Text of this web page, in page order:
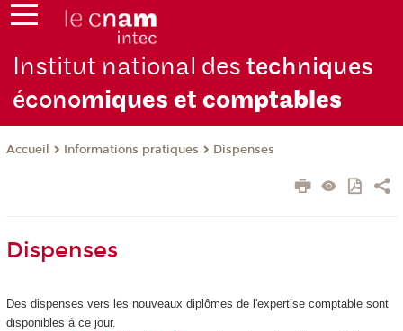
Institut national destechniques
économiques et comptables
Accueil Informations pratiques Dispenses
Dispenses
Des dispenses vers les nouveaux diplômes de l'expertise comptable sont
disponibles à ce jour.